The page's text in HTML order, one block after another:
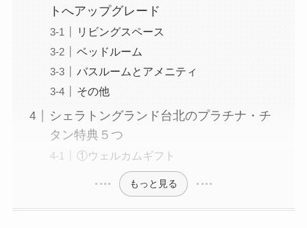
トへアップグレード
リビングスペース
ベッドルーム
バスルームとアメニティ
その他
シェラトングランド台北のプラチナ・チ
タン特典５つ
①ウェルカムギフト
もっと見る